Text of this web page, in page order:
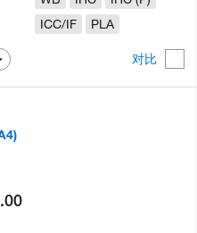
对比
ICC/IF
PLA